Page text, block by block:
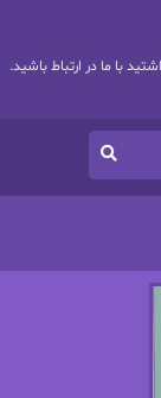
با ما در ارتباط باشید.